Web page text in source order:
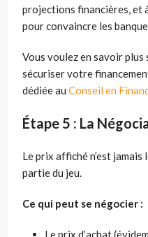
projections financières, et
pour convaincre les
Vous voulez en savoir plus
sécuriser votre
dédiée au Conseil en
Étape 5 : La
Le prix affiché n’est
partie du jeu.
Ce qui peut se négocier :
Le prix d’achat